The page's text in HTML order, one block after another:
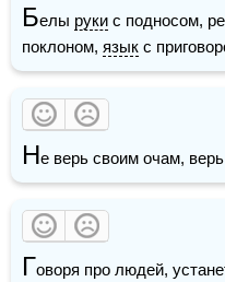
Белы руки с подносом,
поклоном, язык с
Не верь своим очам,
Говоря про людей,